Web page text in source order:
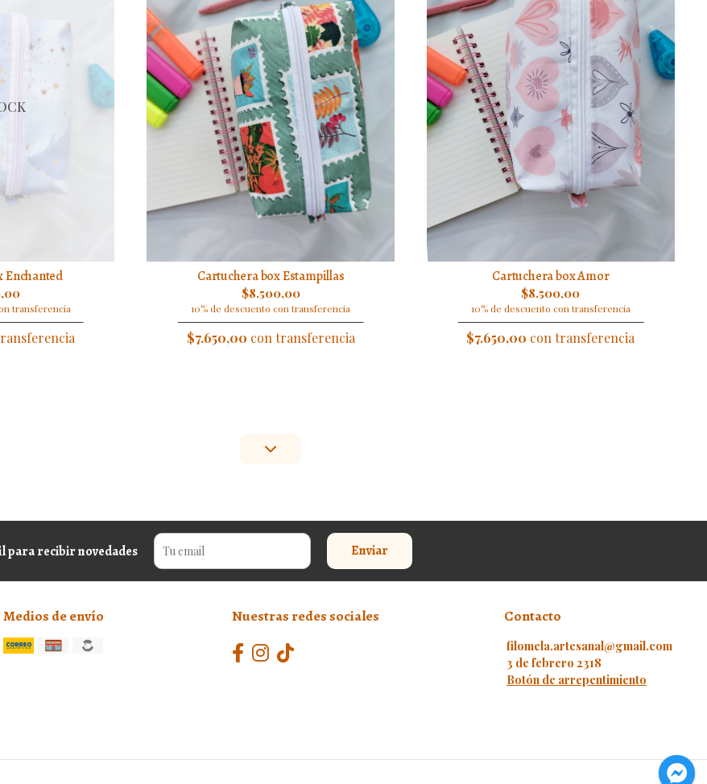
Enchanted
transferencia
Cartuchera box Estampillas
$8.500,00
10% de descuento con transferencia
$7.650,00 con transferencia
Cartuchera box Amor
$8.500,00
10% de descuento con transferencia
$7.650,00 con transferencia
para recibir novedades Enviar
Medios de envío Nuestras redes sociales Contacto
filomela.artesanal@gmail.com
3 de febrero 2318
Botón de arrepentimiento